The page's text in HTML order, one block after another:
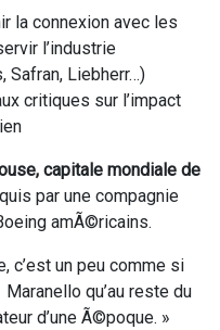
la connexion avec les
l’industrie
Safran, Liebherr…)
critiques sur l’impact
capitale mondiale de
par une compagnie
amÃ©ricains.
c’est un peu comme si
qu’au reste du
d’une Ã©poque. »